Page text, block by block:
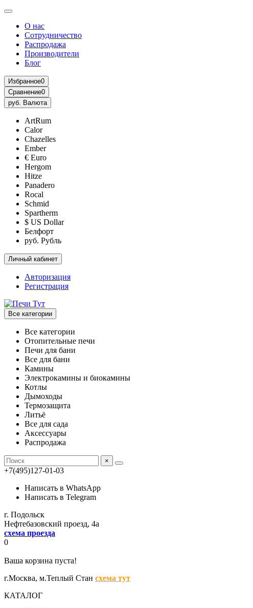
О нас
Сотрудничество
Распродажа
Производители
Блог
Избранное0
Сравнение0
руб. Валюта
ArtRum
Calor
Chazelles
Ember
€ Euro
Hergom
Hitze
Panadero
Rocal
Schmid
Spartherm
$ US Dollar
Белфорт
руб. Рубль
Личный кабинет
Авторизация
Регистрация
Все категории
Все категории
Отопительные печи
Печи для бани
Все для бани
Камины
Электрокамины и биокамины
Котлы
Дымоходы
Термозащита
Литьё
Все для сада
Аксессуары
Распродажа
×
+7(495)127-01-03
Написать в WhatsApp
Написать в Telegram
г. Подольск
Нефтебазовский проезд, 4а
схема проезда
0
Ваша корзина пуста!
г.Москва, м.Теплый Стан схема тут
КАТАЛОГ